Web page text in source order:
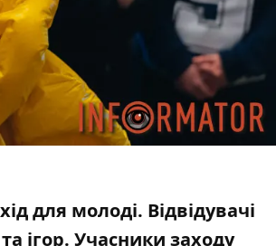
для молоді. Відвідувачі
ігор. Учасники заходу